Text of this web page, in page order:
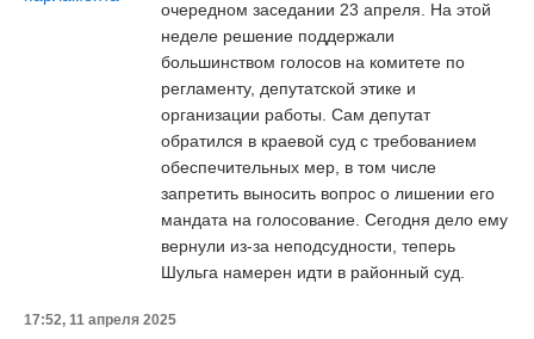
очередном заседании 23 апреля. На этой
неделе решение поддержали
большинством голосов на комитете по
регламенту, депутатской этике и
организации работы. Сам депутат
обратился в краевой суд с требованием
обеспечительных мер, в том числе
запретить выносить вопрос о лишении его
мандата на голосование. Сегодня дело ему
вернули из-за неподсудности, теперь
Шульга намерен идти в районный суд.
17:52, 11 апреля 2025